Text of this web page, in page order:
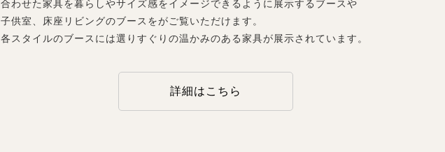
合わせた家具を暮らしやサイズ感をイメージできるように展示するブースや
子供室、床座リビングのブースをがご覧いただけます。
各スタイルのブースには選りすぐりの温かみのある家具が展示されています。
詳細はこちら